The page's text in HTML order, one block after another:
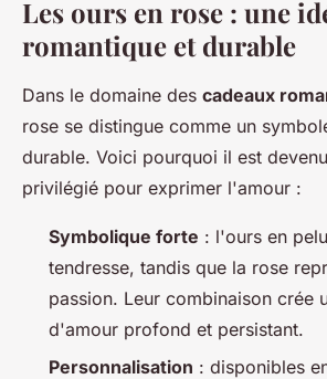
Les ours en rose : une
romantique et durable
Dans le domaine des cadeaux
rose se distingue comme un
durable. Voici pourquoi il est
privilégié pour exprimer l'amour :
Symbolique forte : l'ours en
tendresse, tandis que la rose
passion. Leur combinaison crée
d'amour profond et persistant.
Personnalisation : disponibles